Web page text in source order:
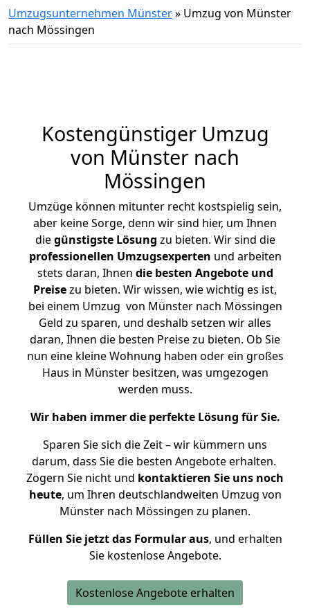
Umzugsunternehmen Münster» Umzug von Münster
nach Mössingen
Kostengünstiger Umzug
von Münster nach
Mössingen
Umzüge können mitunter recht kostspielig sein,
aber keine Sorge, denn wir sind hier, um Ihnen
diegünstigste Lösung zu bieten. Wir sind die
professionellen Umzugsexperten und arbeiten
stets daran, Ihnen die besten Angebote und
Preisezu bieten. Wir wissen, wie wichtig es ist,
bei einem Umzug von Münster nach Mössingen
Geld zu sparen, und deshalb setzen wir alles
daran, Ihnen die besten Preise zu bieten. Ob Sie
nun eine kleine Wohnung haben oder ein großes
Haus in Münster besitzen, was umgezogen
werden muss.
Wir haben immer die perfekte Lösung für Sie.
Sparen Sie sich die Zeit – wir kümmern uns
darum, dass Sie die besten Angebote erhalten.
Zögern Sie nicht und kontaktieren Sie uns noch
heute, um Ihren deutschlandweiten Umzug von
Münster nach Mössingen zu planen.
Füllen Sie jetzt das Formular aus, und erhalten
Sie kostenlose Angebote.
Kostenlose Angebote erhalten